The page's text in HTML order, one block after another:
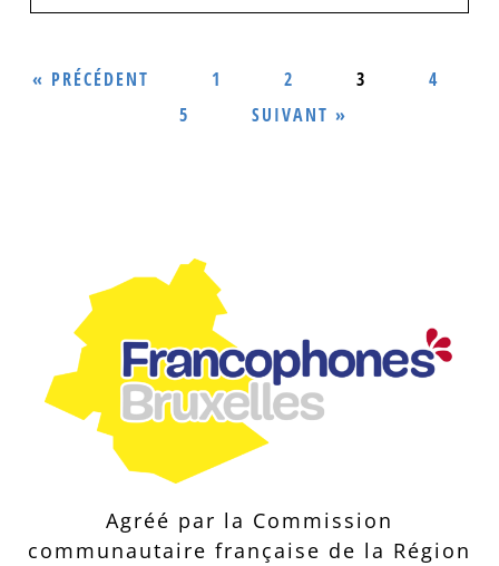
« PRÉCÉDENT 1 2 3
4
5
SUIVANT »
Agréé par la Commission
communautaire française de la Région